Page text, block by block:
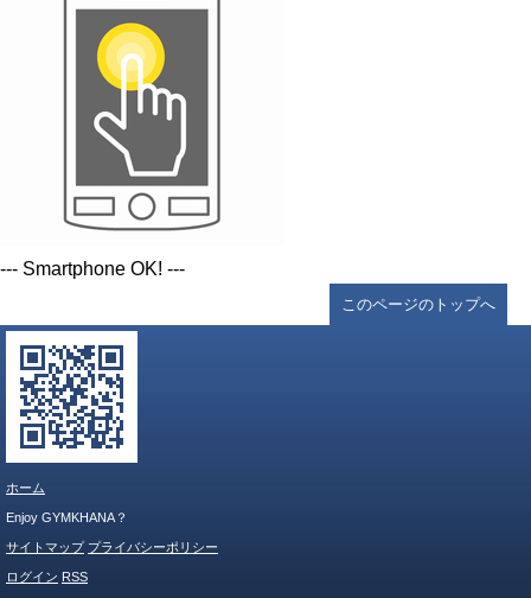
--- Smartphone OK! ---
このページのトップへ
ホーム
Enjoy GYMKHANA？
サイトマップ プライバシーポリシー
ログイン RSS